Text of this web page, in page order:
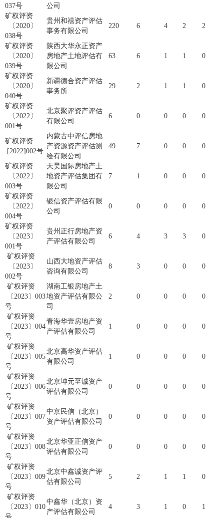
037号
公司
矿权评资
〔2020〕
038号
贵州和禧资产评估
事务有限公司
220 6 4 2 2
矿权评资
〔2020〕
039号
陕西大华永正资产
房地产土地评估有
限公司
63 6 1 1 0
矿权评资
〔2020〕
040号
新疆德合资产评估
事务所
29 2 1 1 0
矿权评资
〔2022〕
001号
北京聚评资产评估
有限公司
6 0 0 0 0
矿权评资
[2022]002号
内蒙古中评信房地
产资源资产评估测
绘有限公司
49 7 0 0 0
矿权评资
〔2022〕
003号
天昊国际房地产土
地资产评估集团有
限公司
7 1 0 0 0
矿权评资
〔2022〕
004号
银信资产评估有限
公司
0 0 0 0 0
矿权评资
〔2023〕
001号
贵州正行房地产资
产评估有限公司
6 4 3 3 0
矿权评资
〔2023〕
002号
山西大地资产评估
咨询有限公司
8 3 0 0 0
矿权评资
〔2023〕003
号
湖南工银房地产土
地资产评估有限公
司
2 0 0 0 0
矿权评资
〔2023〕004
号
青海华壹房地产资
产评估有限公司
1 0 0 0 0
矿权评资
〔2023〕005
号
北京高华资产评估
有限公司
1 0 0 0 0
矿权评资
〔2023〕006
号
北京坤元至诚资产
评估有限公司
0 0 0 0 0
矿权评资
〔2023〕007
号
中京民信（北京）
资产评估有限公司
0 0 0 0 0
矿权评资
〔2023〕008
号
北京华亚正信资产
评估有限公司
0 0 0 0 0
矿权评资
〔2023〕009
号
北京中鑫诚资产评
估有限公司
5 2 1 1 0
矿权评资
〔2023〕010
中鑫华（北京）资
产评估有限公司
4 3 1 0 1